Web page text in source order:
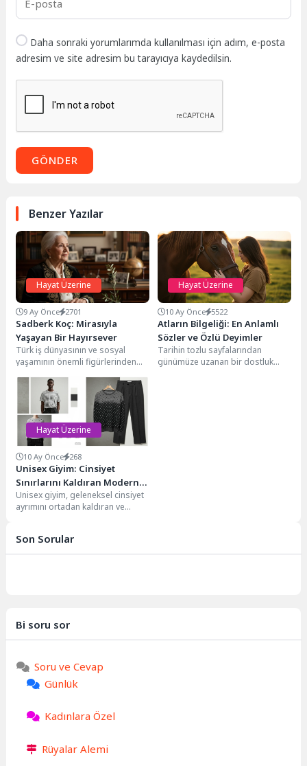
Daha sonraki yorumlarımda kullanılması için adım, e-posta
adresim ve site adresim bu tarayıcıya kaydedilsin.
GÖNDER
Benzer Yazılar
Hayat Üzerine
9 Ay Önce 2701
Sadberk Koç: Mirasıyla
Yaşayan Bir Hayırsever
Türk iş dünyasının ve sosyal
yaşamının önemli figürlerinden
Vehbi Koç'un...
Hayat Üzerine
10 Ay Önce 5522
Atların Bilgeliği: En Anlamlı
Sözler ve Özlü Deyimler
Tarihin tozlu sayfalarından
günümüze uzanan bir dostluk
Hayat Üzerine
10 Ay Önce 268
Unisex Giyim: Cinsiyet
Sınırlarını Kaldıran Modern
Yaklaşım
Unisex giyim, geleneksel cinsiyet
ayrımını ortadan kaldıran ve
Son Sorular
Bi soru sor
Soru ve Cevap
Günlük
Kadınlara Özel
Rüyalar Alemi